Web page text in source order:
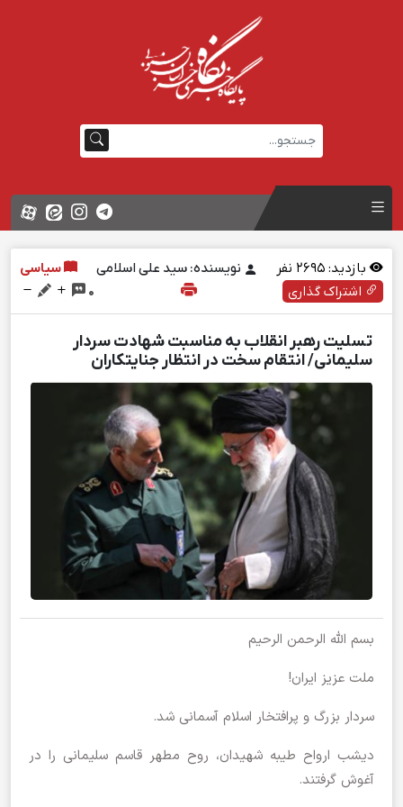
بازدید: نفر نویسنده: سید علی اسلامی
سیاسی
اشتراک گذاری
0
تسلیت رهبر انقلاب به مناسبت شهادت سردار
سلیمانی/ انتقام سخت در انتظار جنایتکاران
بسم الله الرحمن الرحیم
ملت عزیز ایران!
سردار بزرگ و پرافتخار اسلام آسمانی شد.
دیشب ارواح طیبه‌ شهیدان، روح مطهر قاسم سلیمانی را در
آغوش گرفتند.